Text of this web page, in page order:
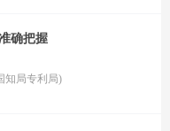
确把握
知局专利局)